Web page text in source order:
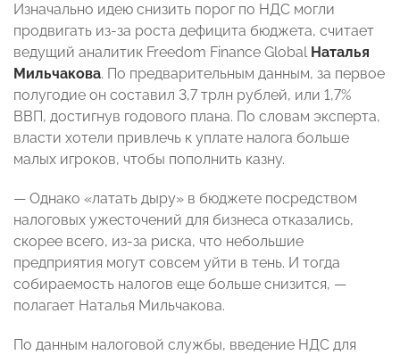
Изначально идею снизить порог по НДС могли
продвигать из-за роста дефицита бюджета, считает
ведущий аналитик Freedom Finance Global Наталья
Мильчакова. По предварительным данным, за первое
полугодие он составил 3,7 трлн рублей, или 1,7%
ВВП, достигнув годового плана. По словам эксперта,
власти хотели привлечь к уплате налога больше
малых игроков, чтобы пополнить казну.
— Однако «латать дыру» в бюджете посредством
налоговых ужесточений для бизнеса отказались,
скорее всего, из-за риска, что небольшие
предприятия могут совсем уйти в тень. И тогда
собираемость налогов еще больше снизится, —
полагает Наталья Мильчакова.
По данным налоговой службы, введение НДС для